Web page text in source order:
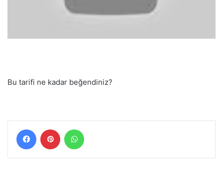
Bu tarifi ne kadar beğendiniz?
FacebookPinterest